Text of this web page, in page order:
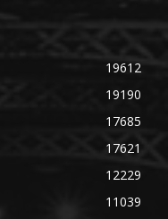
19612
19190
17685
17621
12229
11039